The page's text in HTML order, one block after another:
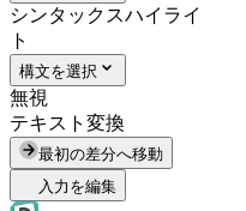
シンタックスハイライ
ト
構文を選択
無視
テキスト変換
最初の差分へ移動
入力を編集